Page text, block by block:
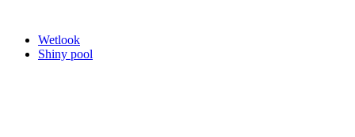
indholdWetlook
Shiny pool